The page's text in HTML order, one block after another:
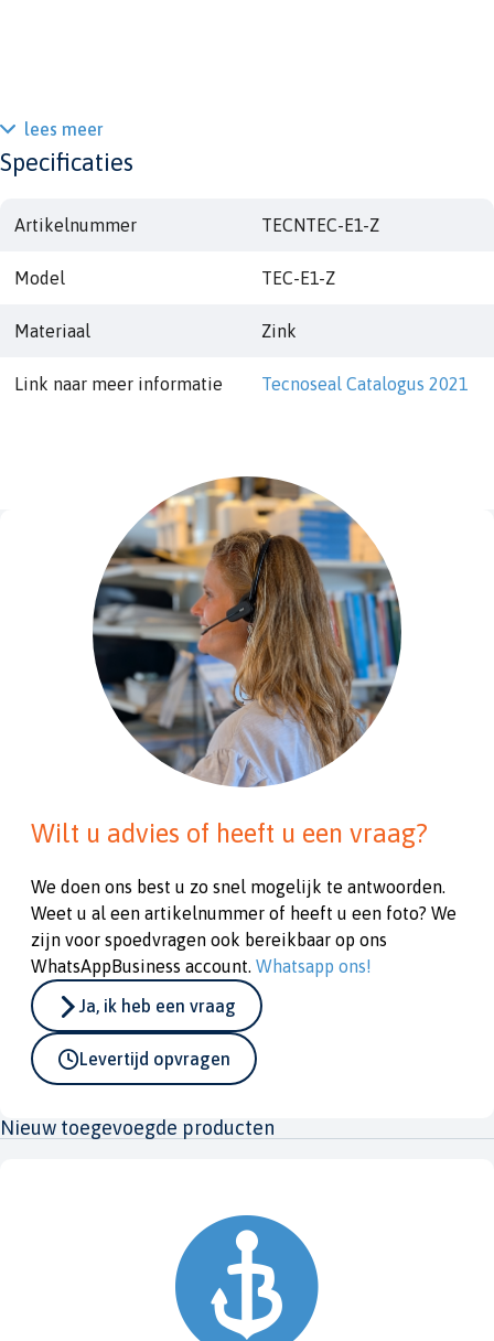
lees meer
Specificaties
Artikelnummer TECNTEC-E1-Z
Model TEC-E1-Z
Materiaal Zink
Link naar meer informatie Tecnoseal Catalogus 2021
Wilt u advies of heeft u een vraag?
We doen ons best u zo snel mogelijk te antwoorden.
Weet u al een artikelnummer of heeft u een foto? We
zijn voor spoedvragen ook bereikbaar op ons
WhatsAppBusiness account. Whatsapp ons!
Ja, ik heb een vraag
Levertijd opvragen
Nieuw toegevoegde producten